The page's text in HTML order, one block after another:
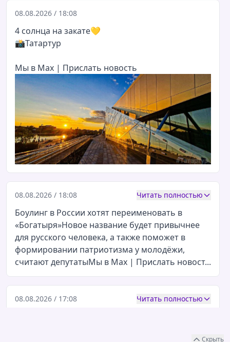
Скрыть
08.08.2026 / 18:08
4 солнца на закате💛
📸Татартур
Мы в Мах | Прислать новость
08.08.2026 / 18:08 Читать полностью
Боулинг в России хотят переименовать в
«Богатыря»Новое название будет привычнее
для русского человека, а также поможет в
формировании патриотизма у молодёжи,
считают депутатыМы в Мах | Прислать новост...
08.08.2026 / 17:08 Читать полностью